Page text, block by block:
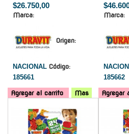
$26.750,00
Marca:
Origen:
NACIONAL Código:
185661
Agregar al carrito Mas
Marca:
185662
Agregar